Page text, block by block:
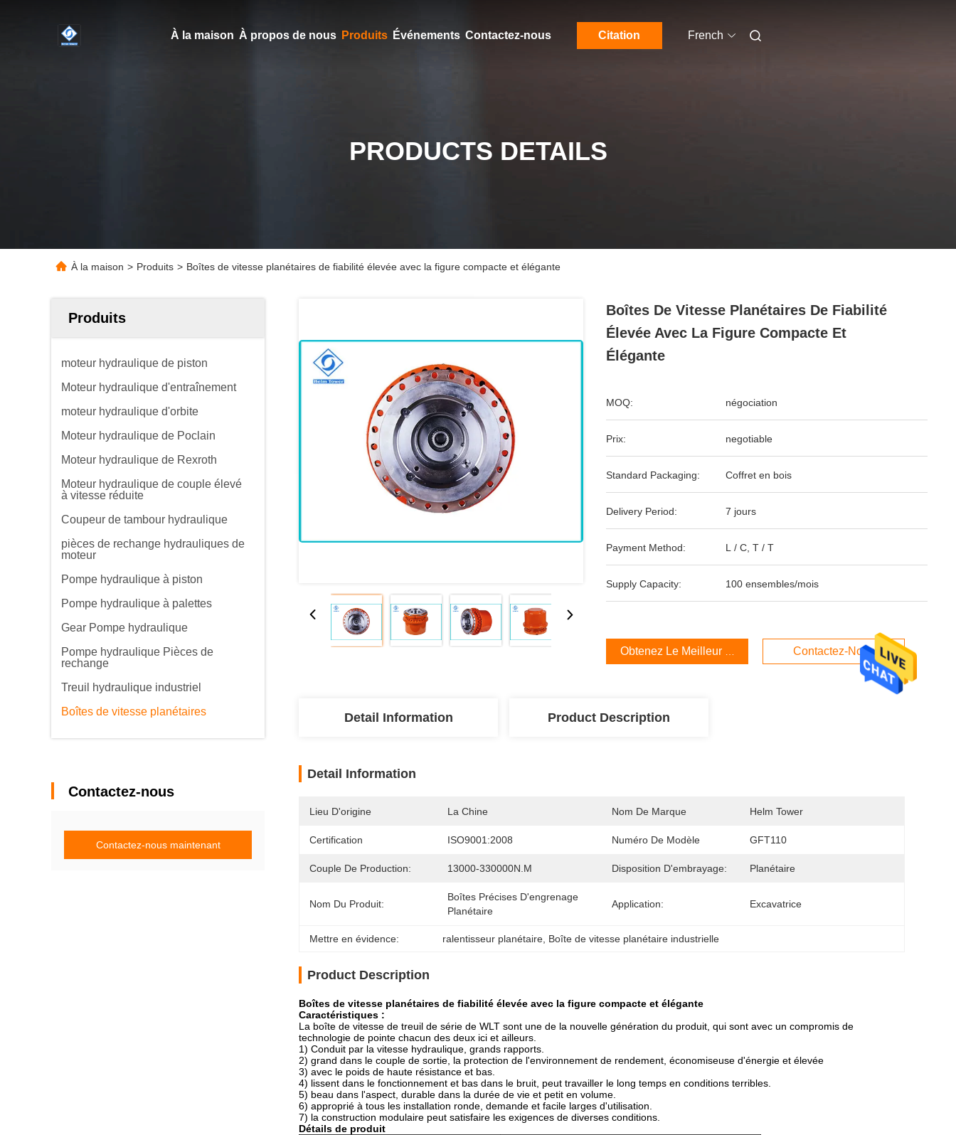
À la maison À propos de nous Produits Événements Contactez-nous Citation French
PRODUCTS DETAILS
À la maison > Produits > Boîtes de vitesse planétaires de fiabilité élevée avec la figure compacte et élégante
Produits
moteur hydraulique de piston
Moteur hydraulique d'entraînement
moteur hydraulique d'orbite
Moteur hydraulique de Poclain
Moteur hydraulique de Rexroth
Moteur hydraulique de couple élevé
à vitesse réduite
Coupeur de tambour hydraulique
pièces de rechange hydrauliques de
moteur
Pompe hydraulique à piston
Pompe hydraulique à palettes
Gear Pompe hydraulique
Pompe hydraulique Pièces de
rechange
Treuil hydraulique industriel
Boîtes de vitesse planétaires
Contactez-nous
Contactez-nous maintenant
Boîtes De Vitesse Planétaires De Fiabilité
Élevée Avec La Figure Compacte Et
Élégante
MOQ: négociation
Prix: negotiable
Standard Packaging: Coffret en bois
Delivery Period: 7 jours
Payment Method: L / C, T / T
Supply Capacity: 100 ensembles/mois
Obtenez Le Meilleur Prix Contactez-Nous
Detail Information Product Description
Detail Information
Lieu D'origine La Chine Nom De Marque Helm Tower
Certification ISO9001:2008 Numéro De Modèle GFT110
Couple De Production: 13000-330000N.m Disposition D'embrayage: Planétaire
Nom Du Produit:
Boîtes Précises D'engrenage
Planétaire
Application: Excavatrice
Mettre en évidence: ralentisseur planétaire Boîte de vitesse planétaire industrielle
Product Description
Boîtes de vitesse planétaires de fiabilité élevée avec la figure compacte et élégante
Caractéristiques :
La boîte de vitesse de treuil de série de WLT sont une de la nouvelle génération du produit, qui sont avec un compromis de
technologie de pointe chacun des deux ici et ailleurs.
1) Conduit par la vitesse hydraulique, grands rapports.
2) grand dans le couple de sortie, la protection de l'environnement de rendement, économiseuse d'énergie et élevée
3) avec le poids de haute résistance et bas.
4) lissent dans le fonctionnement et bas dans le bruit, peut travailler le long temps en conditions terribles.
5) beau dans l'aspect, durable dans la durée de vie et petit en volume.
6) approprié à tous les installation ronde, demande et facile larges d'utilisation.
7) la construction modulaire peut satisfaire les exigences de diverses conditions.
Détails de produit